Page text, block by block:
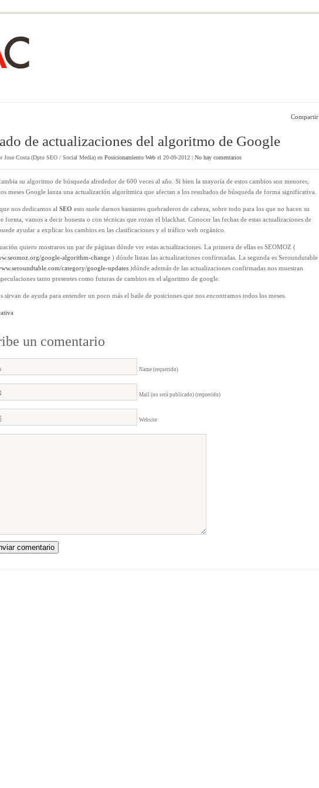
Compartir
de actualizaciones del algoritmo de Google
Jose Costa (Dpto SEO / Social Media) en Posicionamiento Web el 20-09-2012 | No hay comentarios
su algoritmo de búsqueda alrededor de 600 veces al año. Si bien la mayoría de estos cambios son menores,
meses Google lanza una actualización algorítmica que afectan a los resultados de búsqueda de forma significativa.
nos dedicamos al SEO esto suele darnos bastantes quebraderos de cabeza, sobre todo para los que no hacen su
forma, vamos a decir honesta o con técnicas que rozan el blackhat. Conocer las fechas de estas actualizaciones de
ayudar a explicar los cambios en las clasificaciones y el tráfico web orgánico.
quiero mostraros un par de páginas dónde ver estas actualizaciones. La primera de ellas es SEOMOZ (
google-algorithm-change ) dónde listan las actualizaciones confirmadas. La segunda es Seroundutable
category/google-updates )dónde además de las actualizaciones confirmadas nos muestran
tanto presentes como futuras de cambios en el algoritmo de google.
sirvan de ayuda para entender un poco más el baile de posiciones que nos encontramos todos los meses.
un comentario
Name (requerido)
Mail (no será publicado) (requerido)
Website